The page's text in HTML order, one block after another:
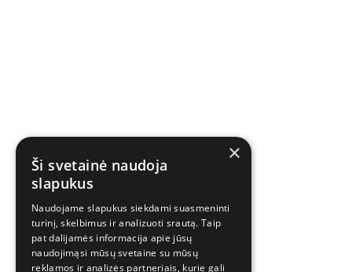
×
Ši svetainė naudoja
slapukus
Naudojame slapukus siekdami suasmeninti
turinį, skelbimus ir analizuoti srautą. Taip
pat dalijamės informacija apie jūsų
naudojimąsi mūsų svetaine su mūsų
reklamos ir analizės partneriais, kurie gali